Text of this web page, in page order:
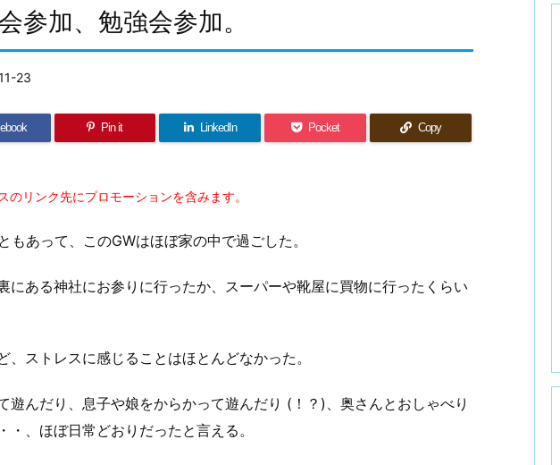
参加、勉強会参加。
23
Pin it LinkedIn Pocket Copy
リンク先にプロモーションを含みます。
あって、このGWはほぼ家の中で過ごした。
にある神社にお参りに行ったか、スーパーや靴屋に買物に行ったくらい
、ストレスに感じることはほとんどなかった。
遊んだり、息子や娘をからかって遊んだり (！？)、奥さんとおしゃべり
・、ほぼ日常どおりだったと言える。